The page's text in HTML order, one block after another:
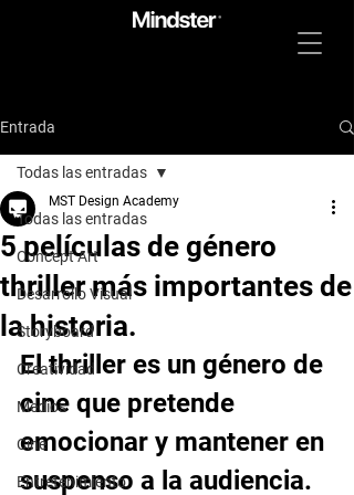
Entrada
Todas las entradas
Concept Art
Desarrollo Visual
Storyboard
Creatividad
Medios
Cine
Entretenimiento
Todas las entradas
5 películas de género
thriller más importantes de
la historia.
MST Design Academy
El thriller es un género de
cine que pretende
emocionar y mantener en
suspenso a la audiencia.